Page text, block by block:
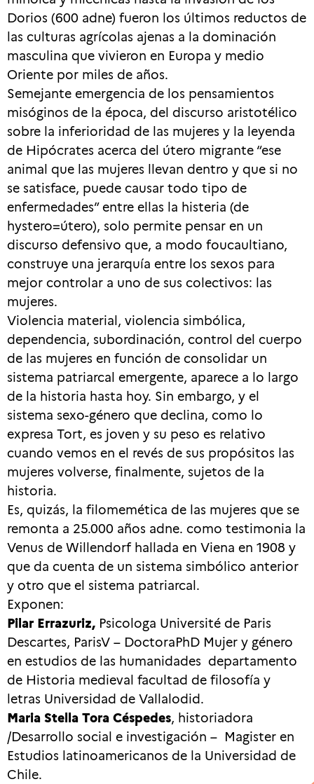
Dorios (600 adne) fueron los últimos reductos de
las culturas agrícolas ajenas a la dominación
masculina que vivieron en Europa y medio
Oriente por miles de años.
Semejante emergencia de los pensamientos
misóginos de la época, del discurso aristotélico
sobre la inferioridad de las mujeres y la leyenda
de Hipócrates acerca del útero migrante “ese
animal que las mujeres llevan dentro y que si no
se satisface, puede causar todo tipo de
enfermedades” entre ellas la histeria (de
hystero=útero), solo permite pensar en un
discurso defensivo que, a modo foucaultiano,
construye una jerarquía entre los sexos para
mejor controlar a uno de sus colectivos: las
mujeres.
Violencia material, violencia simbólica,
dependencia, subordinación, control del cuerpo
de las mujeres en función de consolidar un
sistema patriarcal emergente, aparece a lo largo
de la historia hasta hoy. Sin embargo, y el
sistema sexo-género que declina, como lo
expresa Tort, es joven y su peso es relativo
cuando vemos en el revés de sus propósitos las
mujeres volverse, finalmente, sujetos de la
historia.
Es, quizás, la filomemética de las mujeres que se
remonta a 25.000 años adne. como testimonia la
Venus de Willendorf hallada en Viena en 1908 y
que da cuenta de un sistema simbólico anterior
y otro que el sistema patriarcal.
Exponen:
Pilar Errazuriz, Psicologa Université de Paris
Descartes, ParisV – DoctoraPhD Mujer y género
en estudios de las humanidades departamento
de Historia medieval facultad de filosofía y
letras Universidad de Vallalodid.
Maria Stella Tora Céspedes, historiadora
/Desarrollo social e investigación – Magister en
Estudios latinoamericanos de la Universidad de
Chile.